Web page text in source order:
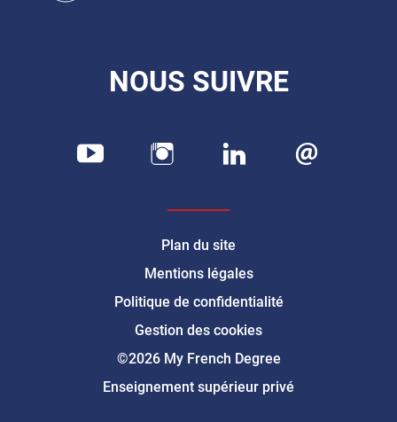
NOUS SUIVRE
Plan du site
Mentions légales
Politique de confidentialité
Gestion des cookies
©2026 My French Degree
Enseignement supérieur privé